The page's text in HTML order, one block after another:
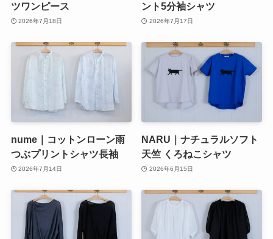
ツワンピース
2026年7月18日
ント5分袖シャツ
2026年7月17日
nume｜コットンローン雨
つぶプリントシャツ長袖
2026年7月14日
NARU｜ナチュラルソフト
天竺 くろねこシャツ
2026年6月15日